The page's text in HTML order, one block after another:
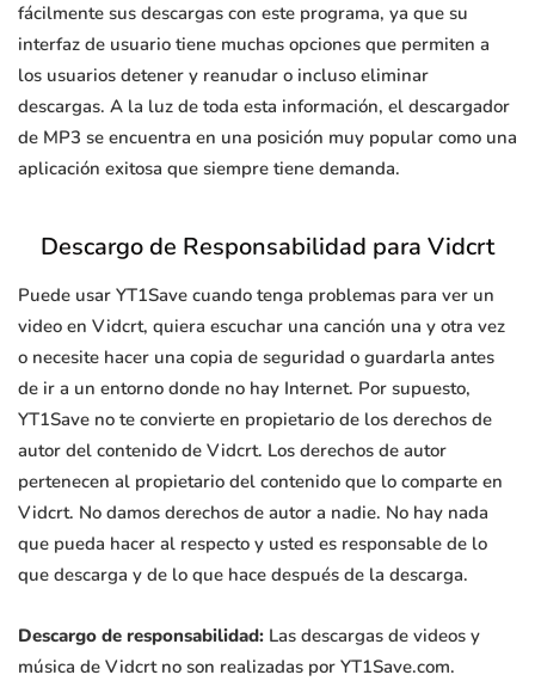
fácilmente sus descargas con este programa, ya que su
interfaz de usuario tiene muchas opciones que permiten a
los usuarios detener y reanudar o incluso eliminar
descargas. A la luz de toda esta información, el descargador
de MP3 se encuentra en una posición muy popular como una
aplicación exitosa que siempre tiene demanda.
Descargo de Responsabilidad para Vidcrt
Puede usar YT1Save cuando tenga problemas para ver un
video en Vidcrt, quiera escuchar una canción una y otra vez
o necesite hacer una copia de seguridad o guardarla antes
de ir a un entorno donde no hay Internet. Por supuesto,
YT1Save no te convierte en propietario de los derechos de
autor del contenido de Vidcrt. Los derechos de autor
pertenecen al propietario del contenido que lo comparte en
Vidcrt. No damos derechos de autor a nadie. No hay nada
que pueda hacer al respecto y usted es responsable de lo
que descarga y de lo que hace después de la descarga.
Descargo de responsabilidad: Las descargas de videos y
música de Vidcrt no son realizadas por YT1Save.com.